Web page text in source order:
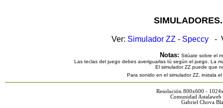
Ver: Simulador ZZ - Speccy -
Notas: Sitúate sobre el
Las teclas del juego debes averiguarlas tú según el juego. La
El simulador ZZ puede que
Para sonido en el simulador ZZ, instala
Resolución 800x600 -
Comunidad
Gabriel Chova